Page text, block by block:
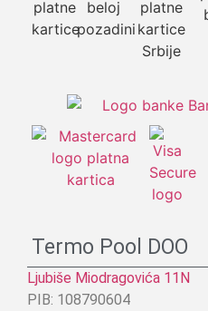
Termo Pool DOO
Ljubiše Miodragovića 11N
PIB: 108790604